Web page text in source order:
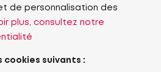
de personnalisation des
plus, consultez notre
cookies suivants :